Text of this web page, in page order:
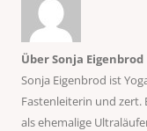
Über Sonja Eigenbrod
Sonja Eigenbrod ist
Fastenleiterin und zert.
als ehemalige